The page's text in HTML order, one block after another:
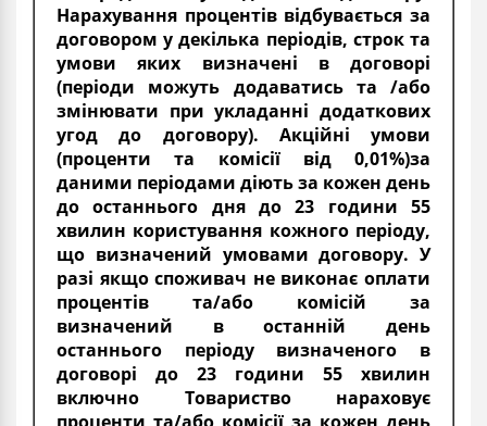
Нарахування процентів відбувається за
договором у декілька періодів, строк та
умови яких визначені в договорі
(періоди можуть додаватись та /або
змінювати при укладанні додаткових
угод до договору). Акційні умови
(проценти та комісії від 0,01%)за
даними періодами діють за кожен день
до останнього дня до 23 години 55
хвилин користування кожного періоду,
що визначений умовами договору. У
разі якщо споживач не виконає оплати
процентів та/або комісій за
визначений в останній день
останнього періоду визначеного в
договорі до 23 години 55 хвилин
включно Товариство нараховує